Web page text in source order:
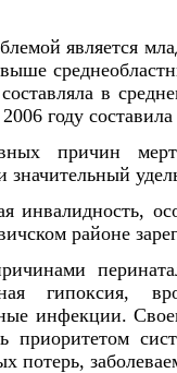
является
в
году
причин
значительный
инвалидность,
районе
гипоксия,
инфекции.
приоритетом
потерь,